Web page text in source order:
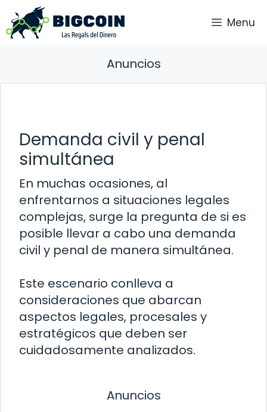
Saltar
al
contenido
Menu
Anuncios
Demanda civil y penal
simultánea
En muchas ocasiones, al
enfrentarnos a situaciones legales
complejas, surge la pregunta de si es
posible llevar a cabo una demanda
civil y penal de manera simultánea.
Este escenario conlleva a
consideraciones que abarcan
aspectos legales, procesales y
estratégicos que deben ser
cuidadosamente analizados.
Anuncios